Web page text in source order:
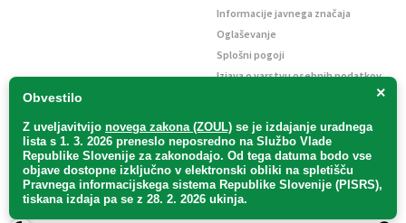
×
Obvestilo
Z uveljavitvijo novega zakona (ZOUL) se je izdajanje uradnega
lista s 1. 3. 2026 preneslo neposredno na Službo Vlade
Republike Slovenije za zakonodajo. Od tega datuma bodo vse
objave dostopne izključno v elektronski obliki na spletišču
Pravnega informacijskega sistema Republike Slovenije (PISRS),
tiskana izdaja pa se z 28. 2. 2026 ukinja.
Informacije javnega značaja
Oglaševanje
Splošni pogoji
Izjava o varstvu osebnih podatkov
Uradni list d. o. o. – v likvidaciji / Vse pravice pridržane.